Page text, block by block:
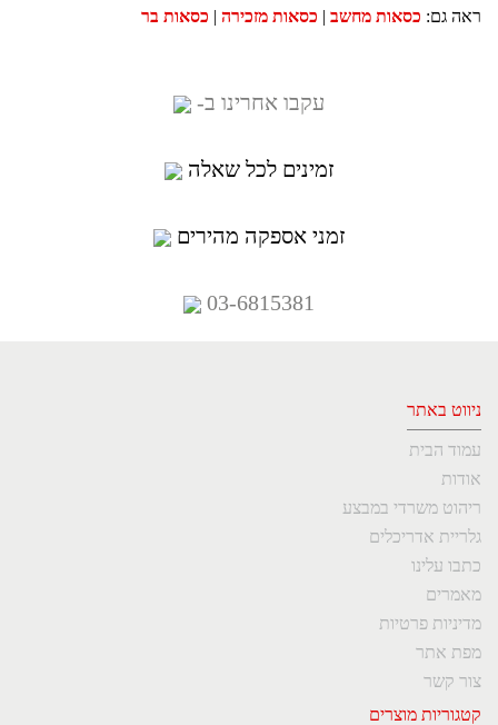
ראה גם: כסאות מחשב | כסאות מזכירה | כסאות בר
עקבו אחרינו ב-
זמינים לכל שאלה
זמני אספקה מהירים
03-6815381
ניווט באתר
עמוד הבית
אודות
ריהוט משרדי במבצע
גלריית אדריכלים
כתבו עלינו
מאמרים
מדיניות פרטיות
מפת אתר
צור קשר
קטגוריות מוצרים